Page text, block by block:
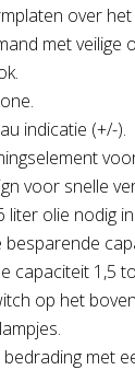
over het
met veilige
indicatie (+/-).
voor snelle
liter olie nodig
besparende
capaciteit 1,5
op het
bedrading met